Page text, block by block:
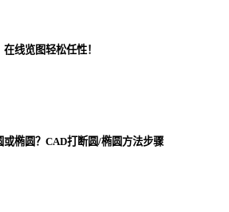
线览图轻松任性！
或椭圆？CAD打断圆/椭圆方法步骤